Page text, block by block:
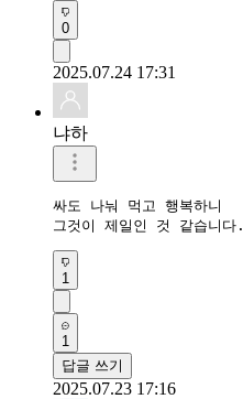
0
2025.07.24 17:31
냐하
싸도 나눠 먹고 행복하니
그것이 제일인 것 같습니다.
1
1
답글 쓰기
2025.07.23 17:16